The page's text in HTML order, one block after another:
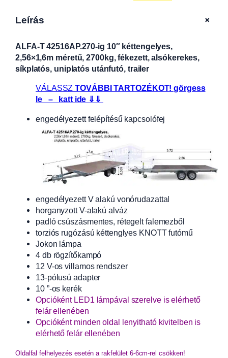
Leírás +
ALFA-T 42516AP.270-ig 10″ kéttengelyes,
2,56×1,6m méretű, 2700kg, fékezett, alsókerekes,
síkplatós, uniplatós utánfutó, trailer
VÁLASSZ TOVÁBBI TARTOZÉKOT! görgess
le – katt ide ⇓⇓
engedélyezett felépítésű kapcsolófej
engedélyezett V alakú vonórudazattal
horganyzott V-alakú alváz
padló csúszásmentes, rétegelt falemezből
torziós rugózású kéttenglyes KNOTT futómű
Jokon lámpa
4 db rögzítőkampó
12 V-os villamos rendszer
13-pólusú adapter
10 ”-os kerék
Opcióként LED1 lámpával szerelve is elérhető
felár ellenében
Opcióként minden oldal lenyitható kivitelben is
elérhető felár ellenében
Oldalfal felhelyezés esetén a rakfelület 6-6cm-rel csökken!